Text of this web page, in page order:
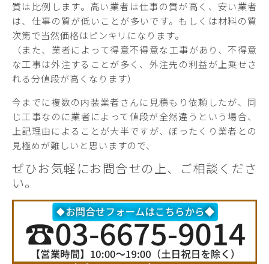
質は比例します。高い業者は仕事の質が高く、安い業者
は、仕事の質が低いことが多いです。もしくは材料の質
次第で当然価格はピンキリになります。
（また、業者によって得意不得意な工事があり、不得意
な工事は外注することが多く、外注先の利益が上乗せさ
れる分値段が高くなります）
今までに複数の内装業者さんに見積もり依頼したが、同
じ工事なのに業者によって値段が全然違うという場合、
上記理由によることが大半ですが、ぼったくり業者との
見極めが難しいと思いますので、
ぜひお気軽にお問合せの上、ご相談くださ
い。